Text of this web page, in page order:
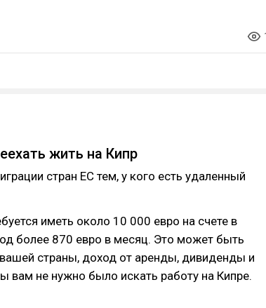
жить на Кипр
стран ЕС тем, у кого есть удаленный
иметь около 10 000 евро на счете в
более 870 евро в месяц. Это может быть
страны, доход от аренды, дивиденды и
вам не нужно было искать работу на Кипре.